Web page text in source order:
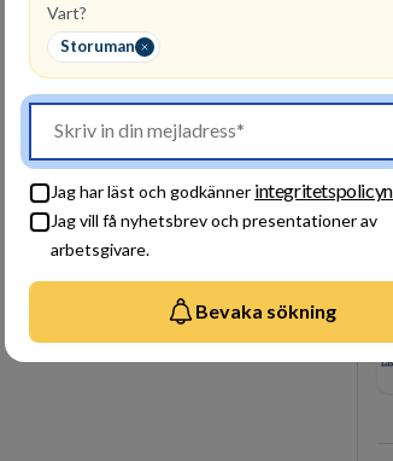
Vart?
Storuman
Jag har läst och godkänner integritetspolicyn.
Jag vill få nyhetsbrev och presentationer av
arbetsgivare.
Bevaka sökning